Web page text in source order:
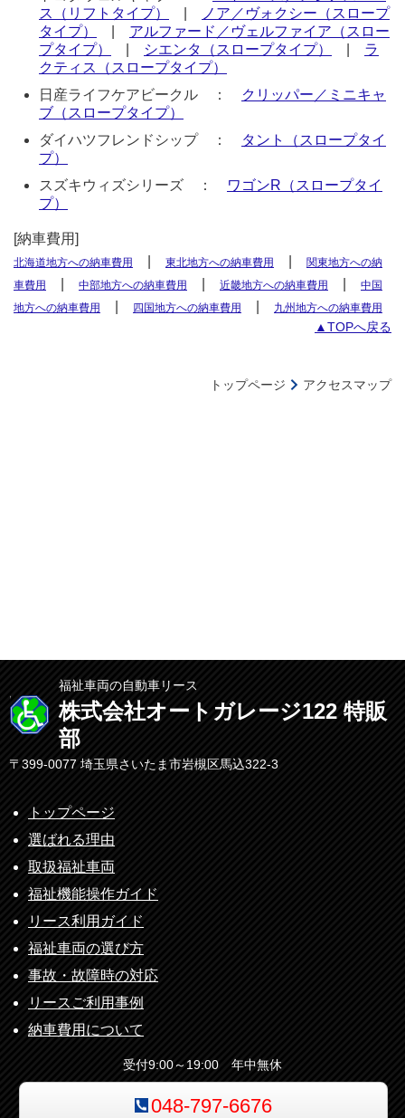
ス（リフトタイプ）
ノア／ヴォクシー（スロープ
タイプ）
アルファード／ヴェルファイア（スロー
プタイプ）
シエンタ（スロープタイプ）
ラ
クティス（スロープタイプ）
日産ライフケアビークル ：
クリッパー／ミニキャ
ブ（スロープタイプ）
ダイハツフレンドシップ ：
タント（スロープタイ
プ）
スズキウィズシリーズ ：
ワゴンR（スロープタイ
プ）
[納車費用]
北海道地方への納車費用 東北地方への納車費用
関東地方への納
車費用
中部地方への納車費用 近畿地方への納車費用
中国
地方への納車費用
四国地方への納車費用 九州地方への納車費用
▲TOPへ戻る
トップページ アクセスマップ
福祉車両の自動車リース
株式会社オートガレージ122 特販
部
〒399-0077 埼玉県さいたま市岩槻区馬込322-3
トップページ
選ばれる理由
取扱福祉車両
福祉機能操作ガイド
リース利用ガイド
福祉車両の選び方
事故・故障時の対応
リースご利用事例
納車費用について
受付9:00～19:00 年中無休
048-797-6676